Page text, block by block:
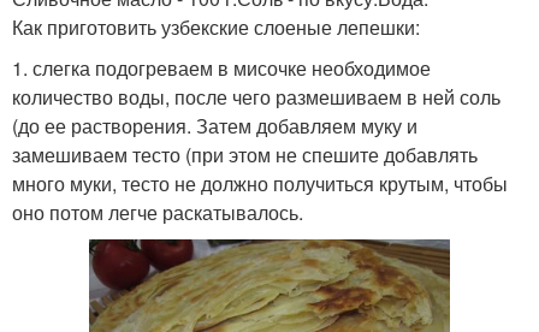
Как приготовить узбекские слоеные лепешки:
1. слегка подогреваем в мисочке необходимое
количество воды, после чего размешиваем в ней соль
(до ее растворения. Затем добавляем муку и
замешиваем тесто (при этом не спешите добавлять
много муки, тесто не должно получиться крутым, чтобы
оно потом легче раскатывалось.